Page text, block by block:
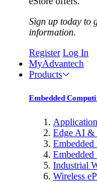
Sign up today to
information.
Register Log In
MyAdvantech
Products
Embedded
Edge AI &
Embedded
Industrial
Wireless